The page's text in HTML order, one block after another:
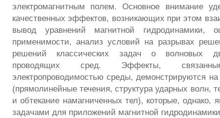
электромагнитным полем. Основное внимание
качественных эффектов, возникающих при этом
вывод уравнений магнитной гидродинамики,
применимости, анализ условий на разрывах
решений классических задач о волновых
проводящих сред. Эффекты,
электропроводимостью среды, демонстрируются
(прямолинейные течения, структура ударных волн,
и обтекание намагниченных тел), которые, однако,
задачами для приложений магнитной